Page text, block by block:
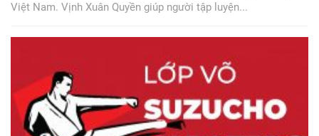
Việt Nam. Vịnh Xuân Quyền giúp người tập luyện...